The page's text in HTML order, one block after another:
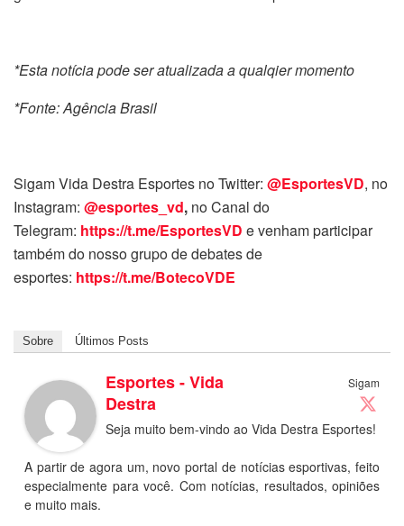
*Esta notícia pode ser atualizada a qualqier momento
*Fonte: Agência Brasil
Sigam Vida Destra Esportes no Twitter: @EsportesVD, no
Instagram: @esportes_vd, no Canal do
Telegram: https://t.me/EsportesVD e venham participar
também do nosso grupo de debates de
esportes: https://t.me/BotecoVDE
Sobre Últimos Posts
Sigam
Esportes - Vida
Destra
Seja muito bem-vindo ao Vida Destra Esportes!
A partir de agora um, novo portal de notícias esportivas, feito
especialmente para você. Com notícias, resultados, opiniões
e muito mais.